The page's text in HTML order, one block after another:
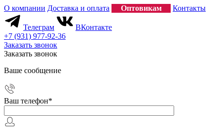
О компании Доставка и оплата Оптовикам Контакты
Телеграм
ВКонтакте
+7 (931) 977-92-36
Заказать звонок
Заказать звонок
Ваше сообщение
Ваш телефон*